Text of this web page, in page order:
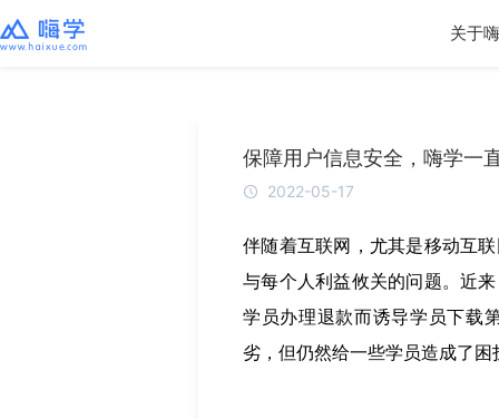
关于
保障用户信息安全，嗨学一
2022-05-17
伴随着互联网，尤其是移动互
与每个人利益攸关的问题。近
学员办理退款而诱导学员下载
劣，但仍然给一些学员造成了困